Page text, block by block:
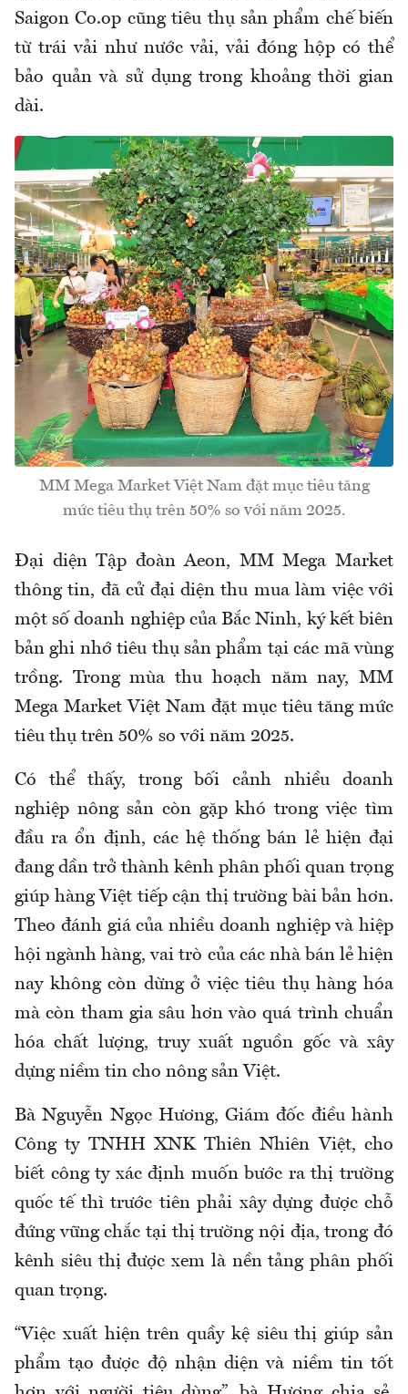
Saigon Co.op cũng tiêu thụ sản phẩm chế biến
từ trái vải như nước vải, vải đóng hộp có thể
bảo quản và sử dụng trong khoảng thời gian
dài.
MM Mega Market Việt Nam đặt mục tiêu tăng
mức tiêu thụ trên 50% so với năm 2025.
Đại diện Tập đoàn Aeon, MM Mega Market
thông tin, đã cử đại diện thu mua làm việc với
một số doanh nghiệp của Bắc Ninh, ký kết biên
bản ghi nhớ tiêu thụ sản phẩm tại các mã vùng
trồng. Trong mùa thu hoạch năm nay, MM
Mega Market Việt Nam đặt mục tiêu tăng mức
tiêu thụ trên 50% so với năm 2025.
Có thể thấy, trong bối cảnh nhiều doanh
nghiệp nông sản còn gặp khó trong việc tìm
đầu ra ổn định, các hệ thống bán lẻ hiện đại
đang dần trở thành kênh phân phối quan trọng
giúp hàng Việt tiếp cận thị trường bài bản hơn.
Theo đánh giá của nhiều doanh nghiệp và hiệp
hội ngành hàng, vai trò của các nhà bán lẻ hiện
nay không còn dừng ở việc tiêu thụ hàng hóa
mà còn tham gia sâu hơn vào quá trình chuẩn
hóa chất lượng, truy xuất nguồn gốc và xây
dựng niềm tin cho nông sản Việt.
Bà Nguyễn Ngọc Hương, Giám đốc điều hành
Công ty TNHH XNK Thiên Nhiên Việt, cho
biết công ty xác định muốn bước ra thị trường
quốc tế thì trước tiên phải xây dựng được chỗ
đứng vững chắc tại thị trường nội địa, trong đó
kênh siêu thị được xem là nền tảng phân phối
quan trọng.
“Việc xuất hiện trên quầy kệ siêu thị giúp sản
phẩm tạo được độ nhận diện và niềm tin tốt